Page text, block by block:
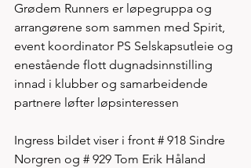
Grødem Runners er løpegruppa og
arrangørene som sammen med Spirit,
event koordinator PS Selskapsutleie og
enestående flott dugnadsinnstilling
innad i klubber og samarbeidende
partnere løfter løpsinteressen
Ingress bildet viser i front # 918 Sindre
Norgren og # 929 Tom Erik Håland